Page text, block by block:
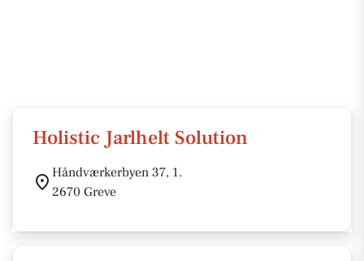
Holistic Jarlhelt Solution
Håndværkerbyen 37, 1.
2670 Greve